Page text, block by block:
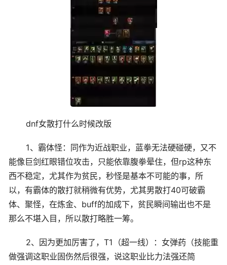
dnf女散打什么时候改版
1、霸体怪：同作为近战职业，蓝拳无法硬碰硬，又不
能像巨剑红眼错位攻击，只能依靠腹拳晕住，但rp这种东
西不稳定，尤其作为贫民，秒怪是基本不可能的事，所
以，有霸体的散打就稍微有优势，尤其男散打40可破霸
体、聚怪，在炼金、buff的加成下，贫民瞬间输出也不是
那么不堪入目，所以散打略胜一筹。
2、因为更加厉害了，T1（超一线）：女弹药（技能重
做强调这职业固伤然后很强，说这职业比力法强还简